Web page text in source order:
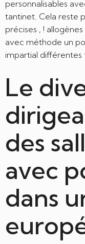
personnalisables
tantinet. Cela reste
précises , !
avec méthode un
impartial différentes
Le
des
avec
dans